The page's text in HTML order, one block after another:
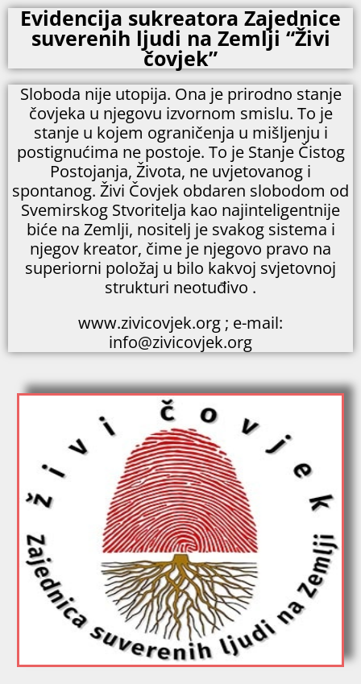
Evidencija sukreatora Zajednice
suverenih ljudi na Zemlji “Živi
čovjek”
Sloboda nije utopija. Ona je prirodno stanje
čovjeka u njegovu izvornom smislu. To je
stanje u kojem ograničenja u mišljenju i
postignućima ne postoje. To je Stanje Čistog
Postojanja, Života, ne uvjetovanog i
spontanog. Živi Čovjek obdaren slobodom od
Svemirskog Stvoritelja kao najinteligentnije
biće na Zemlji, nositelj je svakog sistema i
njegov kreator, čime je njegovo pravo na
superiorni položaj u bilo kakvoj svjetovnoj
strukturi neotuđivo .
www.zivicovjek.org ; e-mail:
info@zivicovjek.org